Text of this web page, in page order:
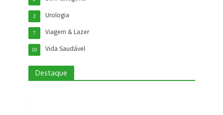
Urologia
2
Viagem & Lazer
7
Vida Saudável
10
Destaque